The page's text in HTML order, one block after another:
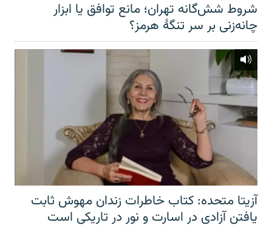
شروط شش‌گانه تهران؛ مانع توافق یا ابزار
چانه‌زنی بر سر تنگهٔ هرمز؟
آزیتا متحده: کتاب خاطرات زندان مهوش ثابت
یافتن آزادی در اسارت و نور در تاریکی است